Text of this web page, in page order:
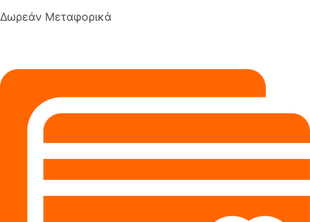
Δωρεάν Μεταφορικά